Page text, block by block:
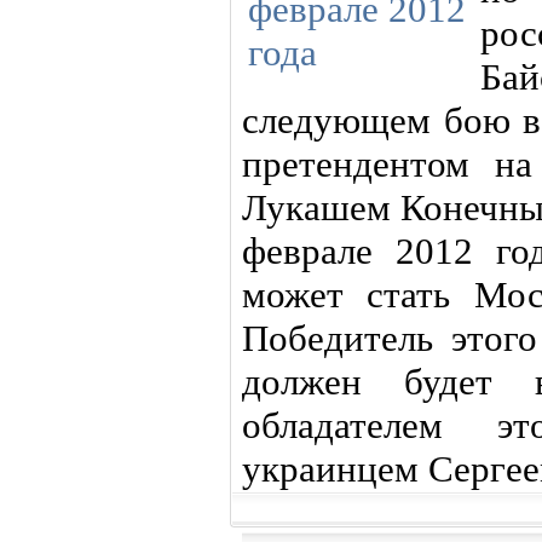
следующем бою
претендентом
Лукашем
феврале 2012
может стать
Победитель
должен будет
обладателем
украинцем